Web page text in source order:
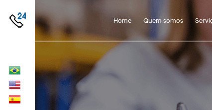
Home Quem somos